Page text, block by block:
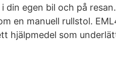
din egen bil och på
en manuell rullstol.
hjälpmedel som